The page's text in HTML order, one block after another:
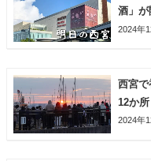
酒」が
2024年
西宮で
12か
2024年